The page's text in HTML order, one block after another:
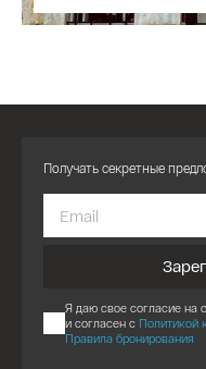
Получать секретные
Я даю свое согласие на
и согласен с Политикой
Правила бронирования